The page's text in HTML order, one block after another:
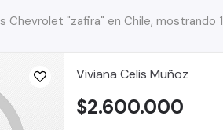
Chevrolet "zafira" en Chile, mostrando
Viviana Celis Muñoz
$2.600.000